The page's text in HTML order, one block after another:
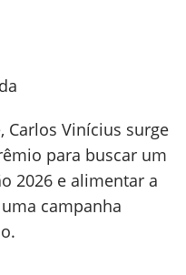
Carlos Vinícius surge
para buscar um
2026 e alimentar a
campanha